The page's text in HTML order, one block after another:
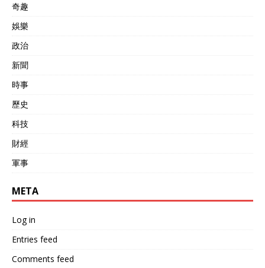
奇趣
娛樂
政治
新聞
時事
歷史
科技
財經
軍事
META
Log in
Entries feed
Comments feed